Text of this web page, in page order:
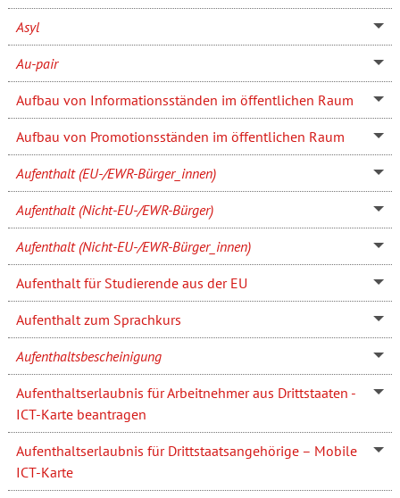
Asyl
Au-pair
Aufbau von Informationsständen im öffentlichen Raum
Aufbau von Promotionsständen im öffentlichen Raum
Aufenthalt (EU-/EWR-Bürger_innen)
Aufenthalt (Nicht-EU-/EWR-Bürger)
Aufenthalt (Nicht-EU-/EWR-Bürger_innen)
Aufenthalt für Studierende aus der EU
Aufenthalt zum Sprachkurs
Aufenthaltsbescheinigung
Aufenthaltserlaubnis für Arbeitnehmer aus Drittstaaten -
ICT-Karte beantragen
Aufenthaltserlaubnis für Drittstaatsangehörige – Mobile
ICT-Karte